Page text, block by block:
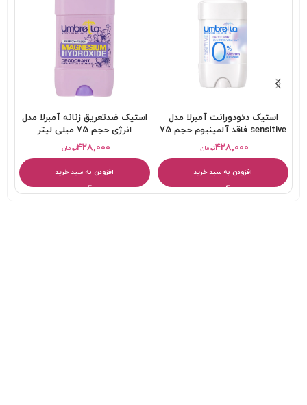
استیک دئودورانت آمبرلا مدل
sensitive فاقد آلمینیوم حجم 75
میلی لیترتومان۴۲۸,۰۰۰
افزودن به سبد خرید
استیک ضدتعریق زنانه آمبرلا مدل
انرژی حجم 75 میلی لیتر
تومان۴۲۸,۰۰۰
افزودن به سبد خرید